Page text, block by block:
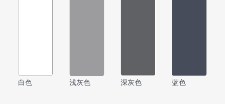
白色 浅灰色 深灰色 蓝色